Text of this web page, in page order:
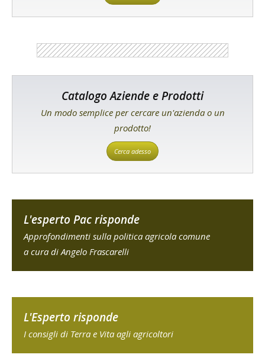
Catalogo Aziende e Prodotti
Un modo semplice per cercare un'azienda o un
prodotto!
Cerca adesso
L'esperto Pac risponde
Approfondimenti sulla politica agricola comune
a cura di Angelo Frascarelli
L'Esperto risponde
I consigli di Terra e Vita agli agricoltori